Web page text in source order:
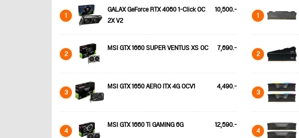
1
GALAX GeForce RTX 4060 1-Click OC
2X V2
10,500.-
2 MSI GTX 1660 SUPER VENTUS XS OC 7,690.-
3 MSI GTX 1650 AERO ITX 4G OCV1 4,490.-
4 MSI GTX 1660 Ti GAMING 6G 12,590.-
1
2
3
4